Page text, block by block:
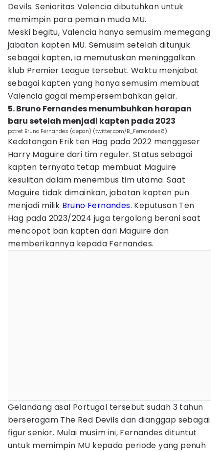
Devils. Senioritas Valencia dibutuhkan untuk
memimpin para pemain muda MU.
Meski begitu, Valencia hanya semusim memegang
jabatan kapten MU. Semusim setelah ditunjuk
sebagai kapten, ia memutuskan meninggalkan
klub Premier League tersebut. Waktu menjabat
sebagai kapten yang hanya semusim membuat
Valencia gagal mempersembahkan gelar.
5. Bruno Fernandes menumbuhkan harapan
baru setelah menjadi kapten pada 2023
potret Bruno Fernandes (depan) (twitter.com/B_Fernandes8)
Kedatangan Erik ten Hag pada 2022 menggeser
Harry Maguire dari tim reguler. Status sebagai
kapten ternyata tetap membuat Maguire
kesulitan dalam menembus tim utama. Saat
Maguire tidak dimainkan, jabatan kapten pun
menjadi milik Bruno Fernandes. Keputusan Ten
Hag pada 2023/2024 juga tergolong berani saat
mencopot ban kapten dari Maguire dan
memberikannya kepada Fernandes.
Gelandang asal Portugal tersebut sudah 3 tahun
berseragam The Red Devils dan dianggap sebagai
figur senior. Mulai musim ini, Fernandes dituntut
untuk memimpin MU kepada periode yang penuh